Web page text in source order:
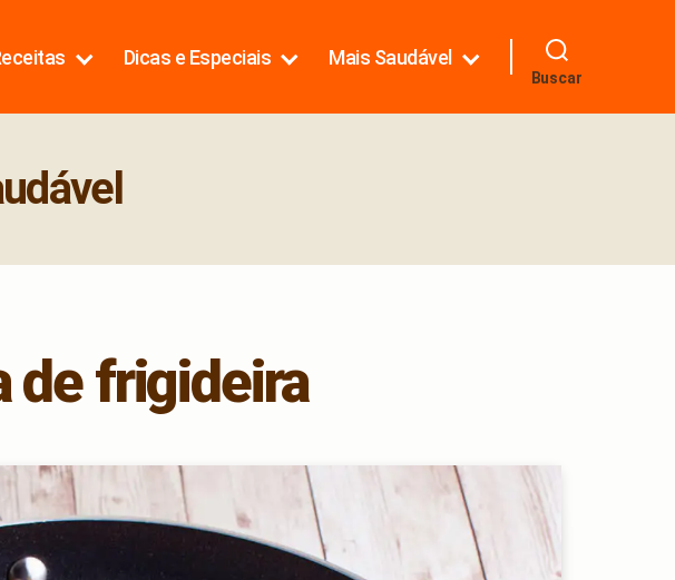
Dicas e Especiais Mais Saudável
Buscar
de frigideira